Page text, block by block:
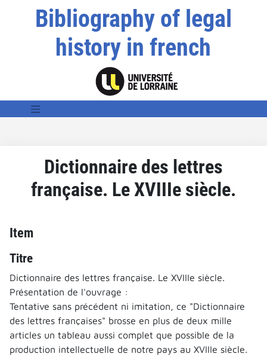
Bibliography of legal
history in french
Dictionnaire des lettres
française. Le XVIIIe siècle.
Item
Titre
Dictionnaire des lettres française. Le XVIIIe siècle.
Présentation de l'ouvrage :
Tentative sans précédent ni imitation, ce "Dictionnaire
des lettres françaises" brosse en plus de deux mille
articles un tableau aussi complet que possible de la
production intellectuelle de notre pays au XVIIIe siècle.